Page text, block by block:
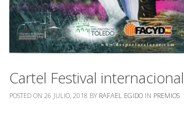
Cartel Festival
POSTED ON 26 JULIO, 2018 BY RAFAEL EGIDO IN PREMIOS